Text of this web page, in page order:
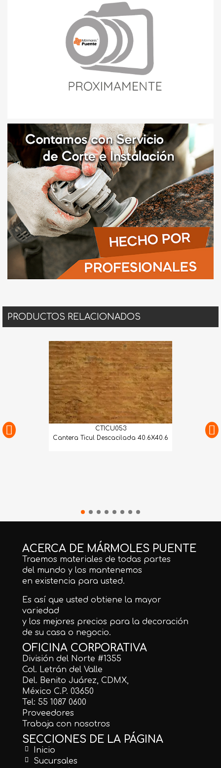
PRODUCTOS RELACIONADOS
CTICU053
Cantera Ticul Descacilada 40.6X40.6
ACERCA DE MÁRMOLES PUENTE
Traemos materiales de todas partes
del mundo y los mantenemos
en existencia para usted.
Es así que usted obtiene la mayor
variedad
y los mejores precios para la decoración
de su casa o negocio.
OFICINA CORPORATIVA
División del Norte #1355
Col. Letrán del Valle
Del. Benito Juárez, CDMX,
México C.P. 03650
Tel: 55 1087 0600
Proveedores
Trabaja con nosotros
SECCIONES DE LA PÁGINA
Inicio
Sucursales